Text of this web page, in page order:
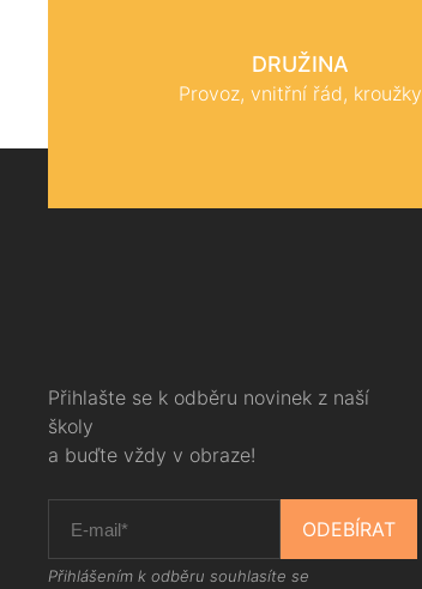
DRUŽINA
Provoz, vnitřní řád, kroužky
Přihlašte se k odběru novinek z naší
školy
a buďte vždy v obraze!
ODEBÍRAT
Přihlášením k odběru souhlasíte se